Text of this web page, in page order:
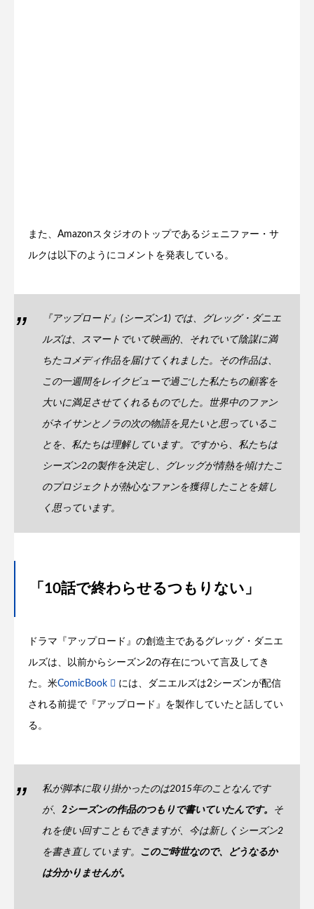
また、Amazonスタジオのトップであるジェニファー・サ
ルクは以下のようにコメントを発表している。
『アップロード』(シーズン1) では、グレッグ・ダニエ
ルズは、スマートでいて映画的、それでいて陰謀に満
ちたコメディ作品を届けてくれました。その作品は、
この一週間をレイクビューで過ごした私たちの顧客を
大いに満足させてくれるものでした。世界中のファン
がネイサンとノラの次の物語を見たいと思っているこ
とを、私たちは理解しています。ですから、私たちは
シーズン2の製作を決定し、グレッグが情熱を傾けたこ
のプロジェクトが熱心なファンを獲得したことを嬉し
く思っています。
「10話で終わらせるつもりない」
ドラマ『アップロード』の創造主であるグレッグ・ダニエ
ルズは、以前からシーズン2の存在について言及してき
た。米ComicBook には、ダニエルズは2シーズンが配信
される前提で『アップロード』を製作していたと話してい
る。
私が脚本に取り掛かったのは2015年のことなんです
が、 2シーズンの作品のつもりで書いていたんです。 そ
れを使い回すこともできますが、今は新しくシーズン2
を書き直しています。 このご時世なので、どうなるか
は分かりませんが。